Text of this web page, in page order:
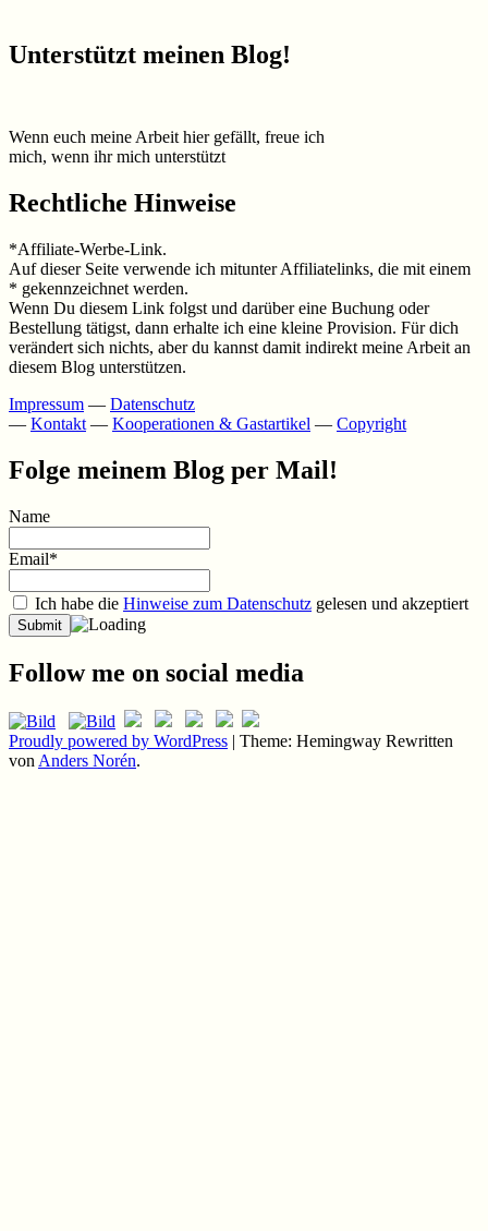
Unterstützt meinen Blog!
Wenn euch meine Arbeit hier gefällt, freue ich
mich, wenn ihr mich unterstützt
Rechtliche Hinweise
*Affiliate-Werbe-Link.
Auf dieser Seite verwende ich mitunter Affiliatelinks, die mit einem
* gekennzeichnet werden.
Wenn Du diesem Link folgst und darüber eine Buchung oder
Bestellung tätigst, dann erhalte ich eine kleine Provision. Für dich
verändert sich nichts, aber du kannst damit indirekt meine Arbeit an
diesem Blog unterstützen.
Impressum — Datenschutz
— Kontakt — Kooperationen & Gastartikel — Copyright
Folge meinem Blog per Mail!
Name
Email*
Ich habe die Hinweise zum Datenschutz gelesen und akzeptiert
Follow me on social media
Proudly powered by WordPress | Theme: Hemingway Rewritten
von Anders Norén.